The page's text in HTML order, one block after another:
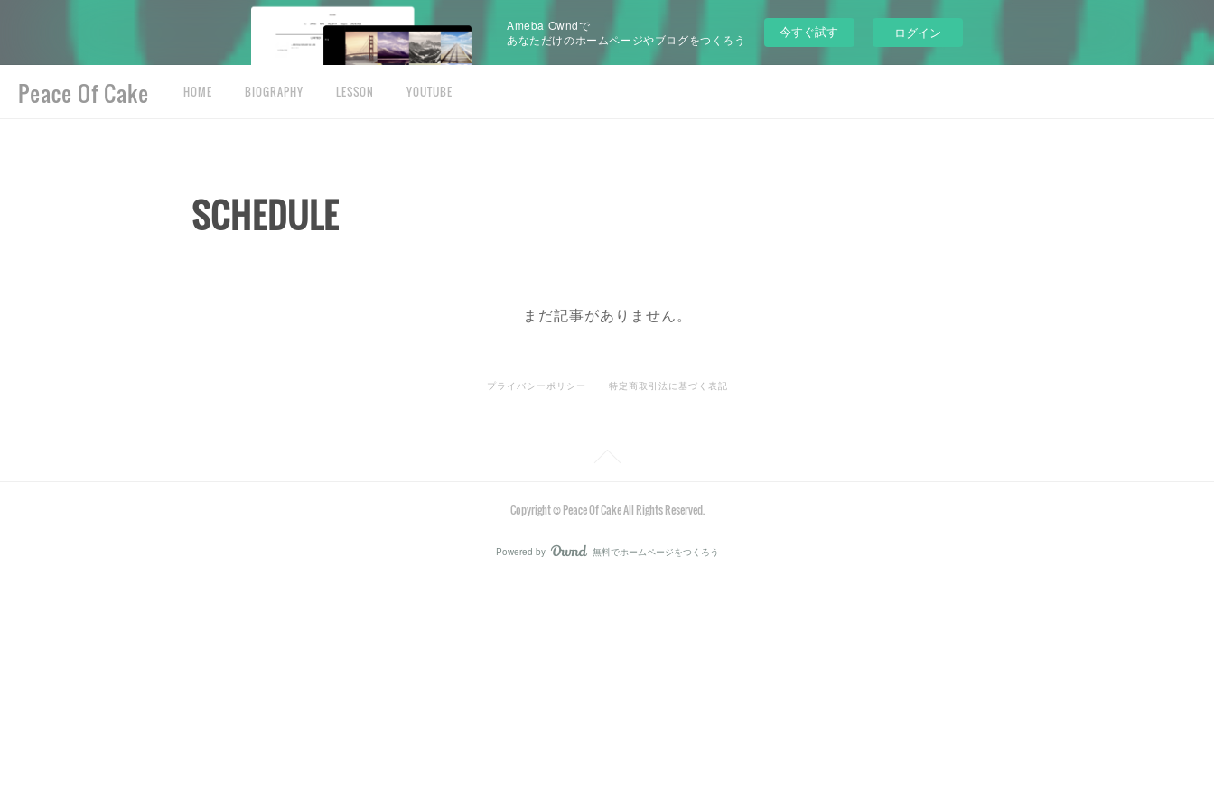
Ameba Owndで
あなただけのホームページやブログをつくろう
今すぐ試す ログイン
Peace Of Cake HOME BIOGRAPHY LESSON YOUTUBE
SCHEDULE
まだ記事がありません。
プライバシーポリシー 特定商取引法に基づく表記
Copyright ©︎ Peace Of Cake All Rights Reserved.
Powered by AmebaOwnd
無料でホームページをつくろう